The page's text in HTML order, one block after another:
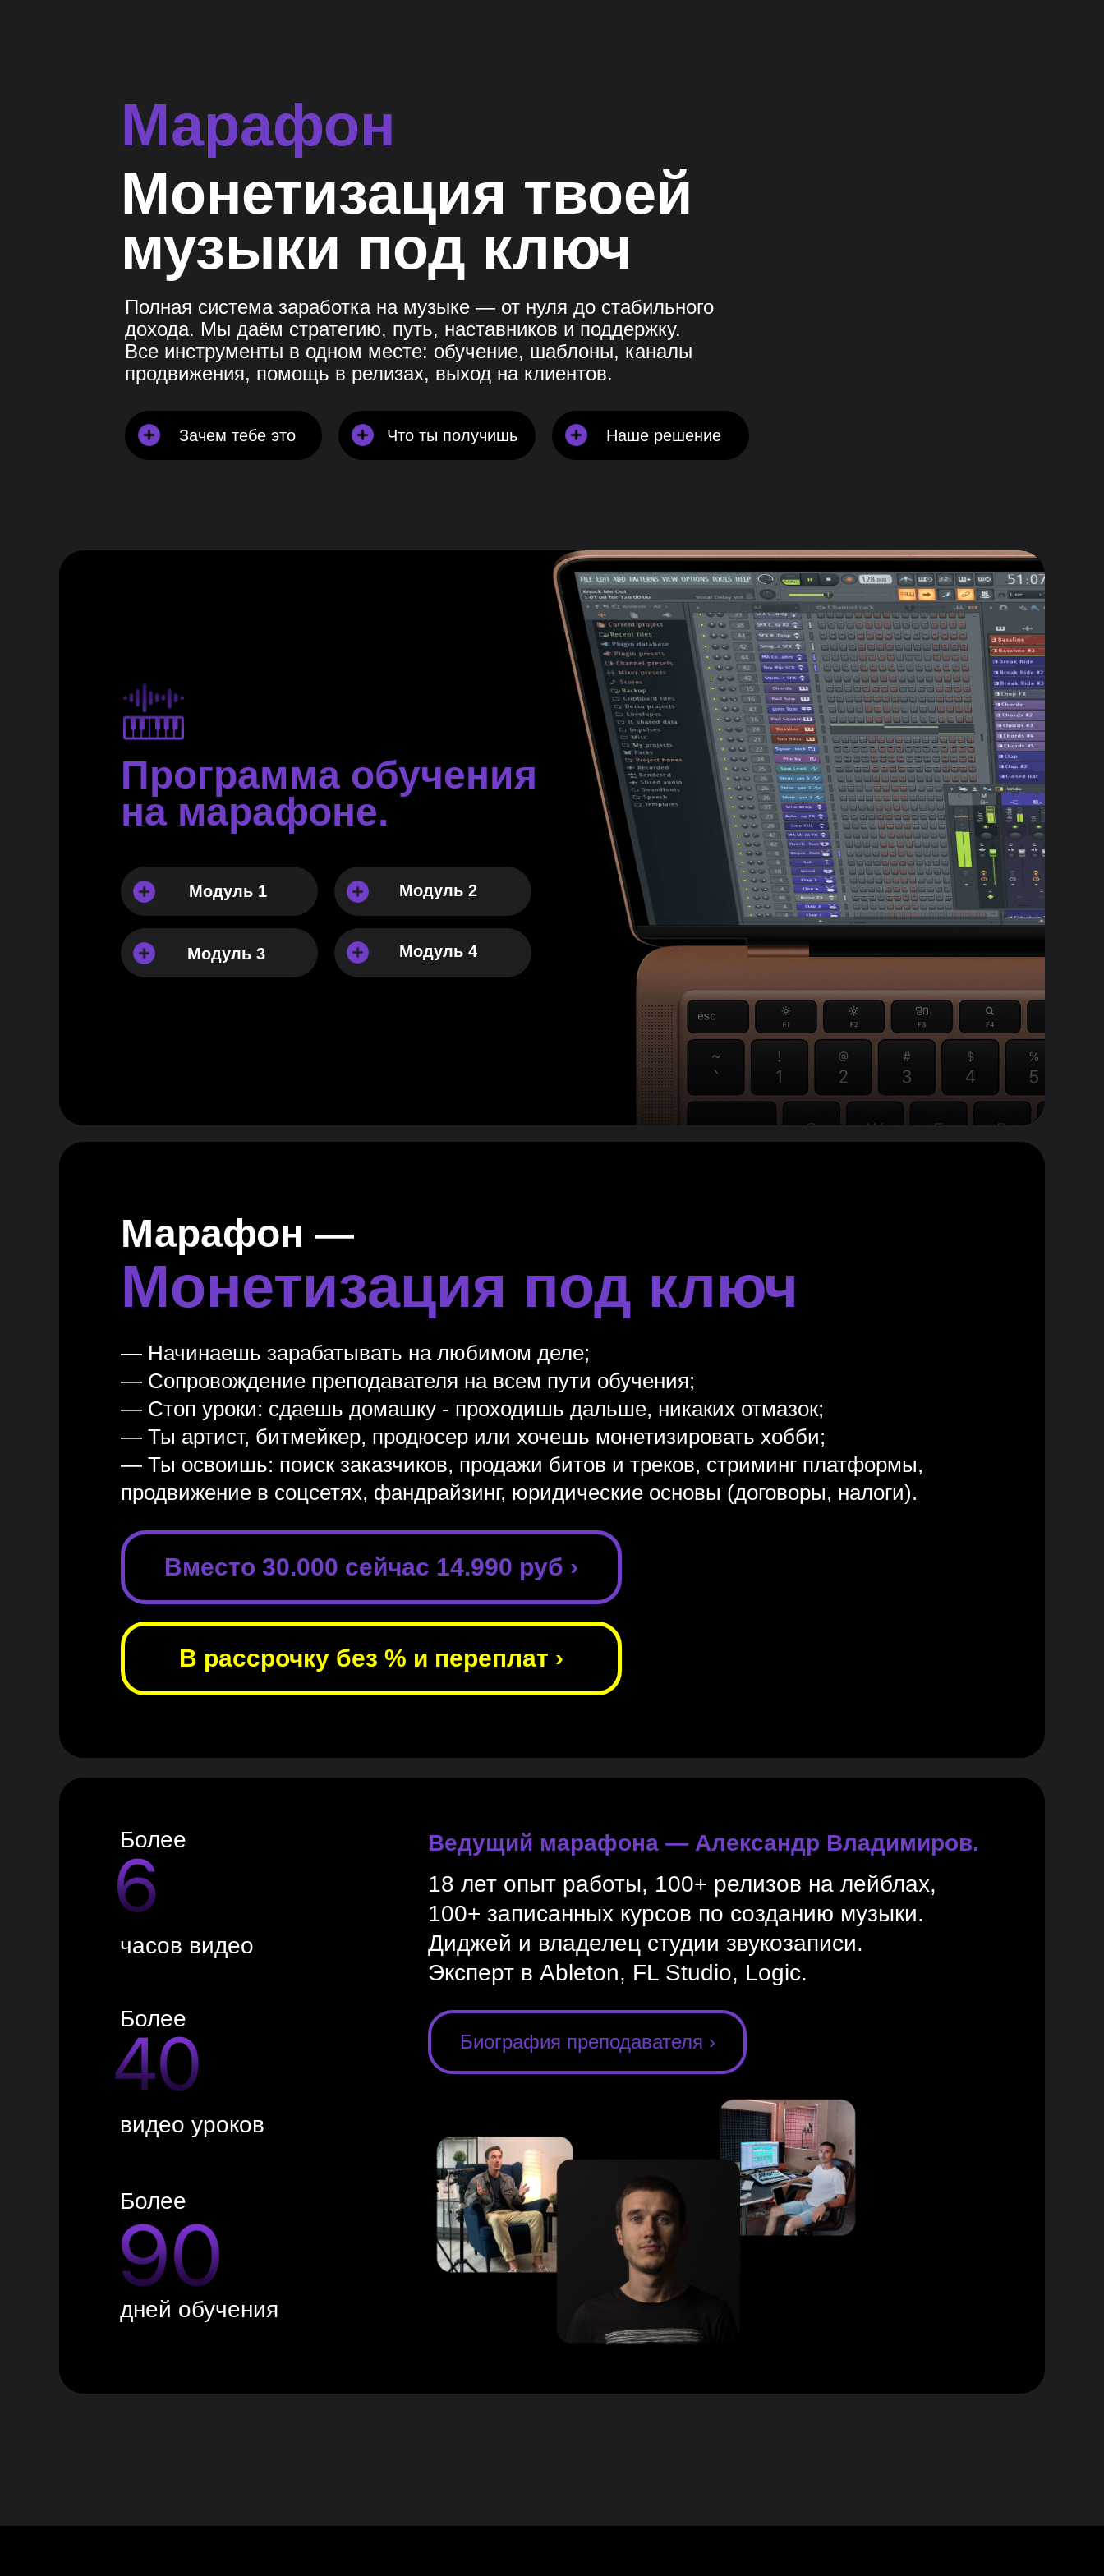
Модуль 4
Модуль 2
Более
дней обучения
видео уроков
Модуль 1
Модуль 3
Наше решение
Что ты получишь
Ведущий марафона — Александр Владимиров.
Программа обучения
на марафоне.
Зачем тебе это
В рассрочку без % и переплат ›
Более
Биография преподавателя ›
Марафон
Полная система заработка на музыке — от нуля до стабильного
дохода. Мы даём стратегию, путь, наставников и поддержку.
Все инструменты в одном месте: обучение, шаблоны, каналы
продвижения, помощь в релизах, выход на клиентов.
часов видео
18 лет опыт работы, 100+ релизов на лейблах,
100+ записанных курсов по созданию музыки.
Диджей и владелец студии звукозаписи.
Эксперт вAbleton, FL Studio, Logic.
Монетизация твоей
музыки под ключ
Вместо 30.000 сейчас 14.990 руб ›
Более
— Начинаешь зарабатывать на любимом деле;
— Сопровождение преподавателя на всем пути обучения;
— Стоп уроки: сдаешь домашку - проходишь дальше, никаких отмазок;
— Ты артист, битмейкер, продюсер или хочешь монетизировать хобби;
— Ты освоишь: поиск заказчиков, продажи битов и треков, стриминг платформы,
продвижение в соцсетях, фандрайзинг, юридические основы (договоры, налоги).
Марафон —
Монетизация под ключ